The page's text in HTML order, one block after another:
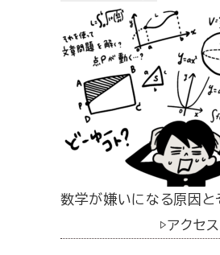
数学が嫌いになる原因と
▷アクセ